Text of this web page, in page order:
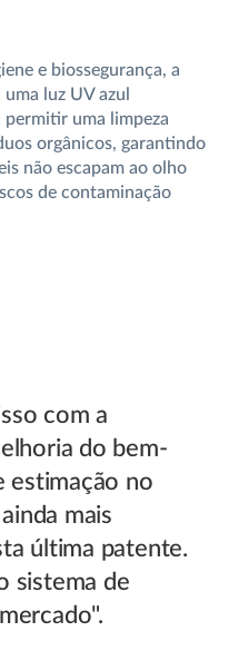
e biossegurança, a
luz UV azul
permitir uma limpeza
orgânicos, garantindo
não escapam ao olho
de contaminação
com a
do bem-
estimação no
mais
última patente.
sistema de